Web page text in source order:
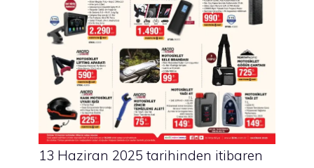
13 Haziran 2025 tarihinden itibaren